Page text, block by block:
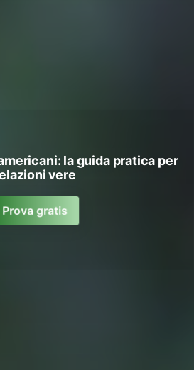
la guida pratica per
vere
Prova gratis